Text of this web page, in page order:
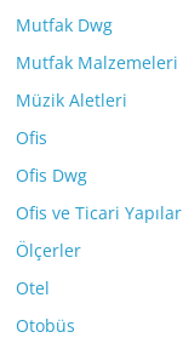
Mutfak Dwg
Mutfak Malzemeleri
Müzik Aletleri
Ofis
Ofis Dwg
Ofis ve Ticari Yapılar
Ölçerler
Otel
Otobüs